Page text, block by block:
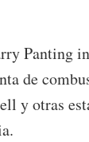
Panting
de
y otras